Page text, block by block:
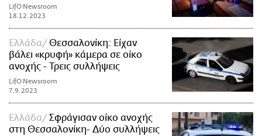
LifO Newsroom
18.12.2023
Ελλάδα
Θεσσαλονίκη: Είχαν
βάλει «κρυφή» κάμερα σε οίκο
ανοχής - Τρεις συλλήψεις
LifO Newsroom
7.9.2023
Ελλάδα
Σφράγισαν οίκο ανοχής
στη Θεσσαλονίκη- Δύο συλλήψεις